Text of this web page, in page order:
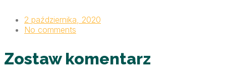
2 października, 2020
No comments
Zostaw komentarz